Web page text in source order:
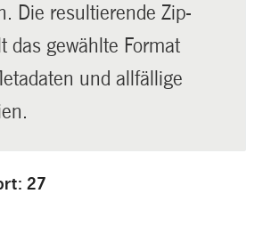
Die resultierende Zip-
das gewählte Format
und allfällige
27